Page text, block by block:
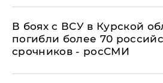
В боях с ВСУ в Курской
погибли более 70
срочников - росСМИ